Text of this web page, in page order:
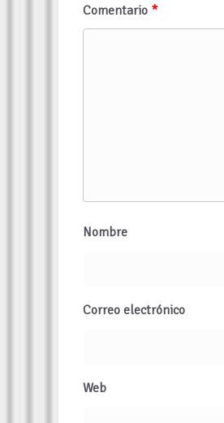
Comentario *
Nombre
Correo electrónico
Web